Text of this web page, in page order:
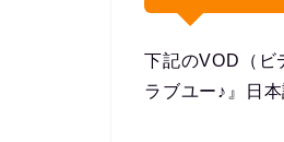
下記のVOD（ビ
ラブユー♪』日